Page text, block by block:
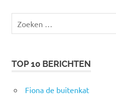
naar:
TOP 10 BERICHTEN
Fiona de buitenkat